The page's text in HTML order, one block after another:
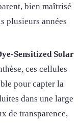
bien maîtrisé
plusieurs années
Sensitized Solar
ces cellules
pour capter la
dans une large
de transparence,